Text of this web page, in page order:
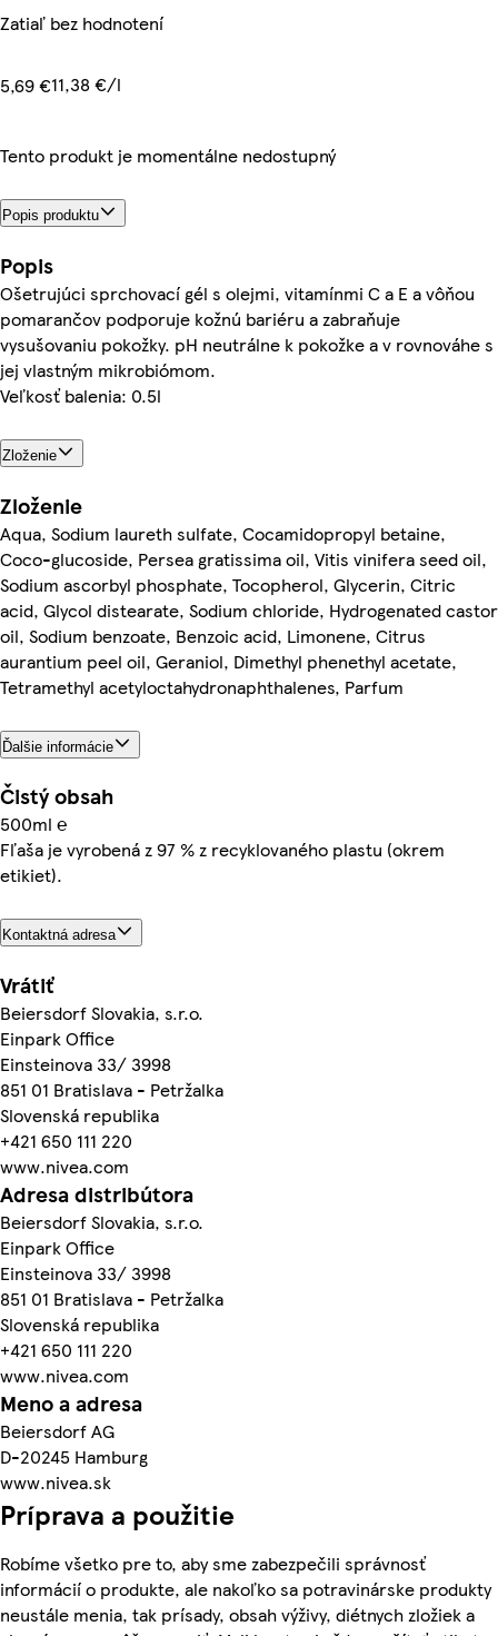
Zatiaľ bez hodnotení
5,69 €11,38 €/l
Tento produkt je momentálne nedostupný
Popis produktu
Popis
Ošetrujúci sprchovací gél s olejmi, vitamínmi C a E a vôňou
pomarančov podporuje kožnú bariéru a zabraňuje
vysušovaniu pokožky. pH neutrálne k pokožke a v rovnováhe s
jej vlastným mikrobiómom.
Veľkosť balenia: 0.5l
Zloženie
Zloženie
Aqua, Sodium laureth sulfate, Cocamidopropyl betaine,
Coco-glucoside, Persea gratissima oil, Vitis vinifera seed oil,
Sodium ascorbyl phosphate, Tocopherol, Glycerin, Citric
acid, Glycol distearate, Sodium chloride, Hydrogenated castor
oil, Sodium benzoate, Benzoic acid, Limonene, Citrus
aurantium peel oil, Geraniol, Dimethyl phenethyl acetate,
Tetramethyl acetyloctahydronaphthalenes, Parfum
Ďalšie informácie
Čistý obsah
500ml ℮
Fľaša je vyrobená z 97 % z recyklovaného plastu (okrem
etikiet).
Kontaktná adresa
Vrátiť
Beiersdorf Slovakia, s.r.o.
Einpark Office
Einsteinova 33/ 3998
851 01 Bratislava - Petržalka
Slovenská republika
+421 650 111 220
www.nivea.com
Adresa distribútora
Beiersdorf Slovakia, s.r.o.
Einpark Office
Einsteinova 33/ 3998
851 01 Bratislava - Petržalka
Slovenská republika
+421 650 111 220
www.nivea.com
Meno a adresa
Beiersdorf AG
D-20245 Hamburg
www.nivea.sk
Príprava a použitie
Robíme všetko pre to, aby sme zabezpečili správnosť
informácií o produkte, ale nakoľko sa potravinárske produkty
neustále menia, tak prísady, obsah výživy, diétnych zložiek a